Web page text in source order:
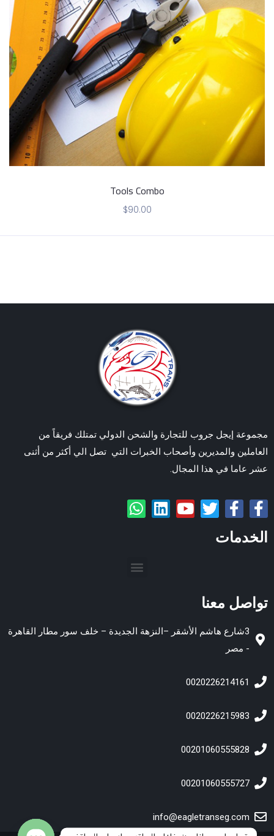
Tools Combo
$90.00
مجموعة إيجل جروب للتجارة والشحن الدولي تمتلك فريقاً من
العاملين والمديرين وأصحاب الخبرات التي تصل الي أكثر من أثنى
عشر عاما في هذا المجال.
الخدمات
تواصل معنا
3شارع هاشم الأشقر –النزهة الجديدة – خلف سور مطار القاهرة
- مصر
0020226214161
0020226215983
00201060555828
00201060555727
info@eagletranseg.com